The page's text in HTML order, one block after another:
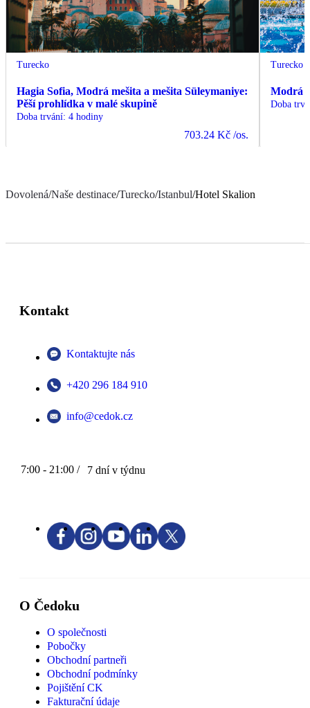
Turecko
Hagia Sofia, Modrá mešita a mešita Süleymaniye:
Pěší prohlídka v malé skupině
Doba trvání: 4 hodiny
703.24 Kč /os.
Turecko
Modrá
Doba
Dovolená/Naše destinace/Turecko/Istanbul/Hotel Skalion
Kontakt
Kontaktujte nás
+420 296 184 910
info@cedok.cz
7:00 - 21:00 / 7 dní v týdnu
O Čedoku
O společnosti
Pobočky
Obchodní partneři
Obchodní podmínky
Pojištění CK
Fakturační údaje